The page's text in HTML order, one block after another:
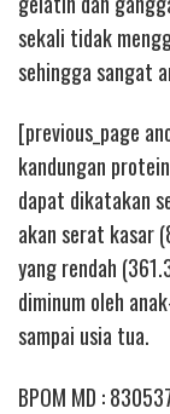
sekali tidak
sehingga sangat
[previous_page
kandungan
dapat dikatakan
akan serat kasar
yang rendah
diminum oleh
sampai usia tua.
BPOM MD :